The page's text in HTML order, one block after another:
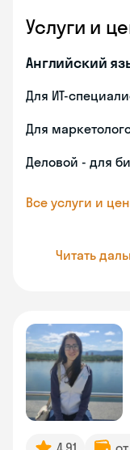
Услуги и
Английский
Для ИТ-
Для
Деловой - для
Все услуги и
Читать